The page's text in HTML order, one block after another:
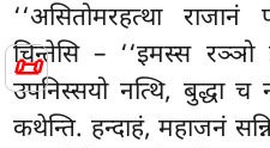
📜
‘‘असितोमरहत्था राजानं
चिन्तेसि – ‘‘इमस्स
उपनिस्सयो नत्थि, बुद्धा च
कथेन्ति. हन्दाहं, महाजनं